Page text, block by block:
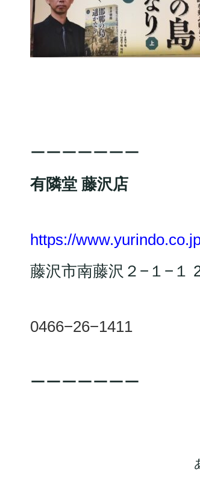
ーーーーーーー
有隣堂 藤沢店
https://
藤沢市南藤沢２−１−１
0466−26−1411
ーーーーーーー